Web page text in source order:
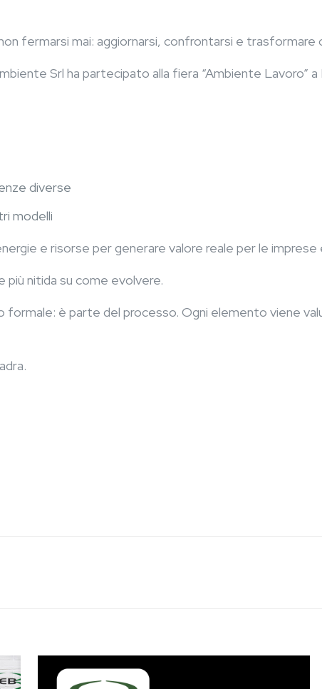
fermarsi mai: aggiornarsi, confrontarsi e
Srl ha partecipato alla fiera “Ambiente Lavoro”
diverse
modelli
e risorse per generare valore reale per le imprese
più nitida su come evolvere.
formale: è parte del processo. Ogni elemento viene